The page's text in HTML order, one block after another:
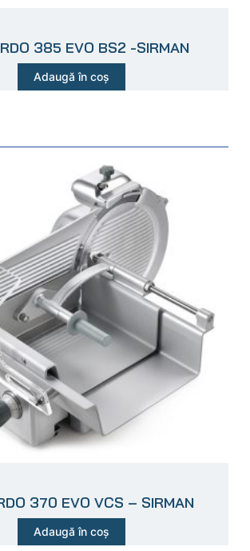
385 EVO BS2 -SIRMAN
Adaugă în coș
370 EVO VCS – SIRMAN
Adaugă în coș